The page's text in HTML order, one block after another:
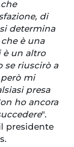
di
determina
è una
è un altro
se riuscirò a
mi
presa
ho ancora
".
presidente